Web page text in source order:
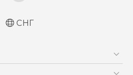
пользователя
СНГ